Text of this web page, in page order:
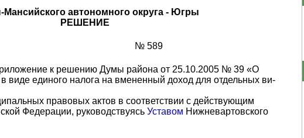
Мансийского автономного округа - Югры
РЕШЕНИЕ
№ 589
к решению Думы района от 25.10.2005 № 39 «О
виде единого налога на вмененный доход для отдельных ви­
правовых актов в соответствии с действующим
Федерации, руководствуясь Уставом Нижневартовского